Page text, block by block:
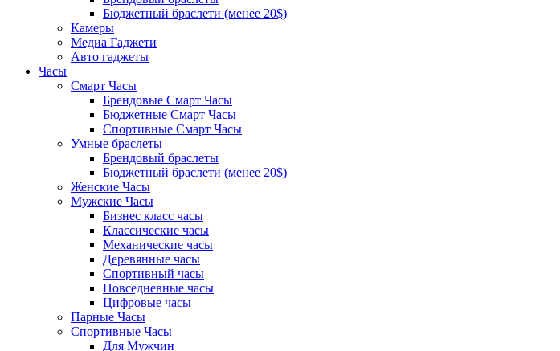
Бюджетный браслети (менее 20$)
Камеры
Медиа Гаджети
Авто гаджеты
Часы
Смарт Часы
Брендовые Смарт Часы
Бюджетные Смарт Часы
Спортивные Смарт Часы
Умные браслеты
Брендовый браслеты
Бюджетный браслети (менее 20$)
Женские Часы
Мужские Часы
Бизнес класс часы
Классические часы
Механические часы
Деревянные часы
Спортивный часы
Повседневные часы
Цифровые часы
Парные Часы
Спортивные Часы
Для Мужчин